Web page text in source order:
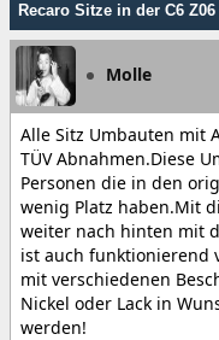
Recaro Sitze in der C6
Molle
Alle Sitz Umbauten mit
TÜV Abnahmen.Diese
Personen die in den
wenig Platz haben.Mit
weiter nach hinten mit
ist auch funktionierend
mit verschiedenen
Nickel oder Lack in
werden!